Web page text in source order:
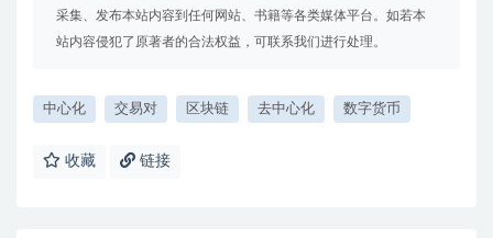
采集、发布本站内容到任何网站、书籍等各类媒体平台。如若本
站内容侵犯了原著者的合法权益，可联系我们进行处理。
中心化 交易对 区块链 去中心化 数字货币
收藏 链接